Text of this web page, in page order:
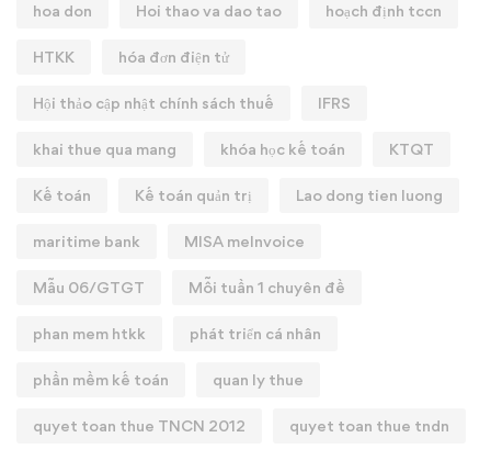
hoa don Hoi thao va dao tao hoạch định tccn
HTKK hóa đơn điện tử
Hội thảo cập nhật chính sách thuế IFRS
khai thue qua mang khóa học kế toán KTQT
Kế toán Kế toán quản trị Lao dong tien luong
maritime bank MISA meInvoice
Mẫu 06/GTGT Mỗi tuần 1 chuyên đề
phan mem htkk phát triển cá nhân
phần mềm kế toán quan ly thue
quyet toan thue TNCN 2012 quyet toan thue tndn